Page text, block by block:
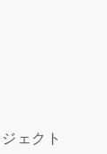
ェクト